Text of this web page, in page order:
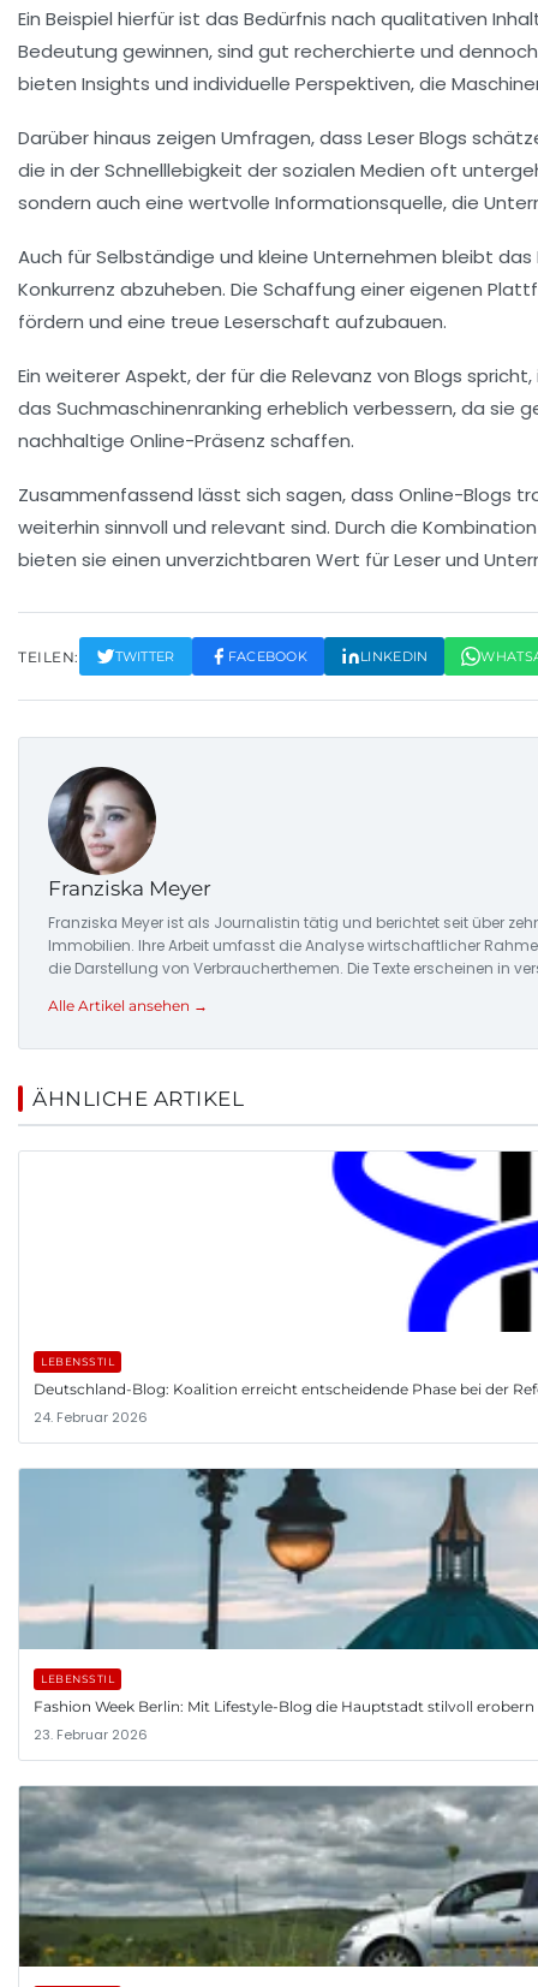
Ein Beispiel hierfür ist das Bedürfnis nach qualitativen
Bedeutung gewinnen, sind gut recherchierte und
bieten Insights und individuelle Perspektiven, die
Darüber hinaus zeigen Umfragen, dass Leser Blogs
die in der Schnelllebigkeit der sozialen Medien oft
sondern auch eine wertvolle Informationsquelle, die
Auch fürSelbständige und kleine Unternehmen bleibt das
Konkurrenz abzuheben. Die Schaffung einer eigenen
fördern und eine treue Leserschaft aufzubauen.
Ein weiterer Aspekt, der für die Relevanz von Blogs
das Suchmaschinenranking erheblich verbessern, da
nachhaltige Online-Präsenz schaffen.
Zusammenfassend lässt sich sagen, dass Online-Blogs
weiterhin sinnvoll und relevant sind. Durch die
bieten sie einen unverzichtbaren Wert für Leser und
TEILEN: TWITTER FACEBOOK LINKEDIN
Franziska Meyer
Franziska Meyer ist als Journalistin tätig und berichtet seit über
Immobilien. Ihre Arbeit umfasst die Analyse wirtschaftlicher
die Darstellung von Verbraucherthemen. Die Texte erscheinen in
Alle Artikel ansehen →
ÄHNLICHE ARTIKEL
LEBENSSTIL
Deutschland-Blog: Koalition erreicht entscheidende Phase bei der
24. Februar 2026
LEBENSSTIL
Fashion Week Berlin: Mit Lifestyle-Blog die Hauptstadt stilvoll erobern
23. Februar 2026